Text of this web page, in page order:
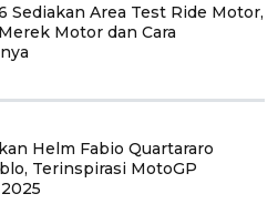
Sediakan Area Test Ride Motor,
Motor dan Cara
Helm Fabio Quartararo
Terinspirasi MotoGP